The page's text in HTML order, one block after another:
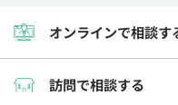
オンラインで相談す
訪問で相談する